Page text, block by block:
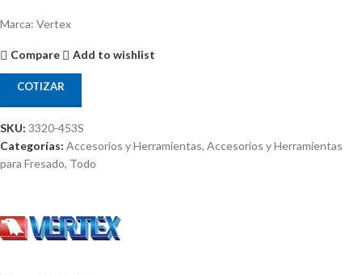
Marca: Vertex
Compare Add to wishlist
COTIZAR
SKU: 3320-453S
Categorías: Accesorios y Herramientas, Accesorios y Herramientas
para Fresado, Todo